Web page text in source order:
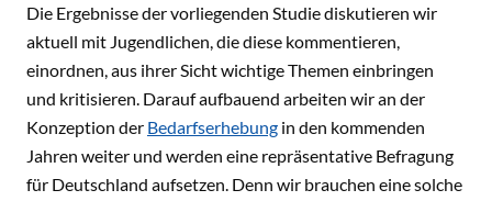
Die Ergebnisse der vorliegenden Studie diskutieren wir
aktuell mit Jugendlichen, die diese kommentieren,
einordnen, aus ihrer Sicht wichtige Themen einbringen
und kritisieren. Darauf aufbauend arbeiten wir an der
Konzeption der Bedarfserhebung in den kommenden
Jahren weiter und werden eine repräsentative Befragung
für Deutschland aufsetzen. Denn wir brauchen eine solche